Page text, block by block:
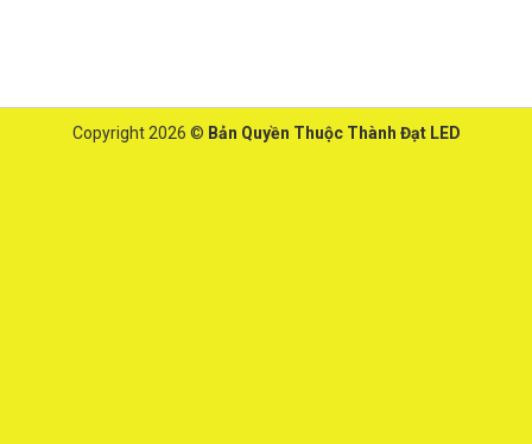
Copyright 2026 © Bản Quyền Thuộc Thành Đạt LED